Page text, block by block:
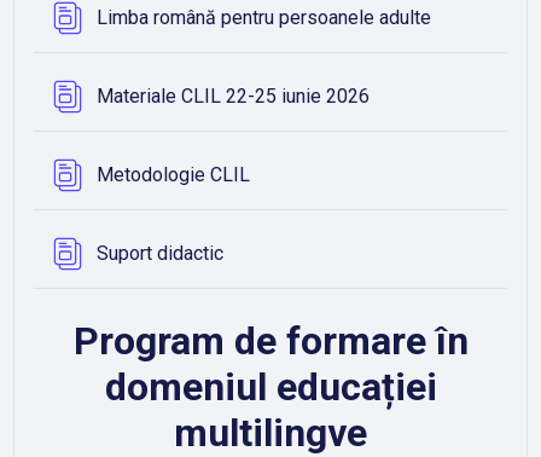
Limba română pentru persoanele adulteBază de
Materiale CLIL 22-25 iunie 2026
Metodologie CLILBază de date
Suport didacticBază de date
Program de formare în
domeniul educației
multilingve